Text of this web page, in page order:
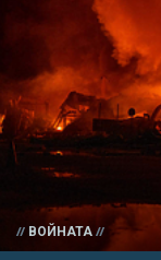
ВОЙНАТА